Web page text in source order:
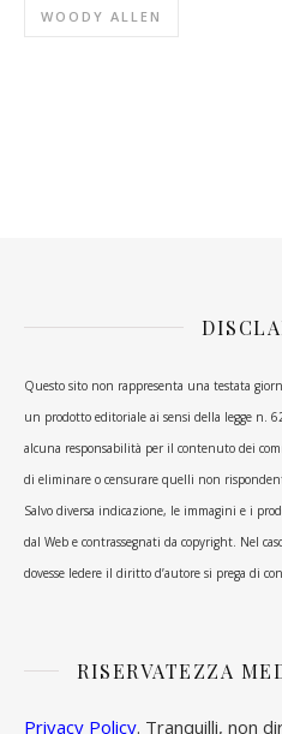
WOODY ALLEN
Questo sito non rappresenta una testata
un prodotto editoriale ai sensi della legge n.
alcuna responsabilità per il contenuto dei
di eliminare o censurare quelli non
Salvo diversa indicazione, le immagini e i
dal Web e contrassegnati da copyright. Nel
dovesse ledere il diritto d’autore si prega di
RISERVATEZZA
Privacy Policy. Tranquilli, non